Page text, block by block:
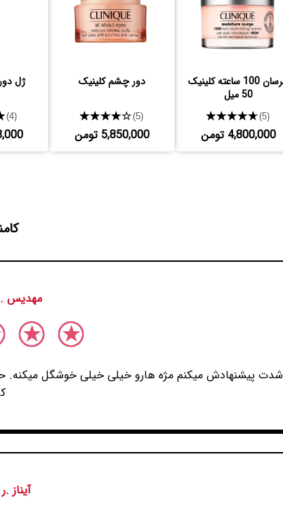
آبرسان 100 ساعته کلینیک
50 میل
★★★★★(5)
4,800,000 تومن
دور چشم کلینیک
★★★★★(5)
5,850,000 تومن
ژل
(4)
پیشنهادش میکنم مژه هارو خیلی خیلی خوشگل میکنه.
آیناز .ر